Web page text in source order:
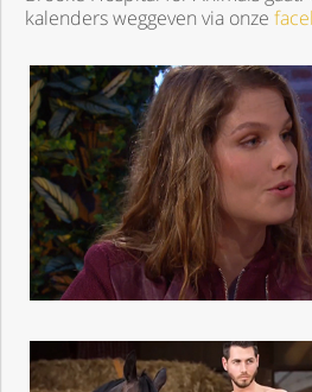
kalenders weggeven via onze